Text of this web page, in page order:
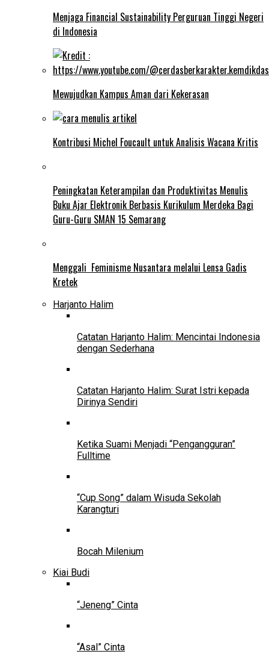
Menjaga Financial Sustainability Perguruan Tinggi Negeri
di Indonesia
Mewujudkan Kampus Aman dari Kekerasan
Kontribusi Michel Foucault untuk Analisis Wacana Kritis
Peningkatan Keterampilan dan Produktivitas Menulis
Buku Ajar Elektronik Berbasis Kurikulum Merdeka Bagi
Guru-Guru SMAN 15 Semarang
Menggali Feminisme Nusantara melalui Lensa Gadis
Kretek
Harjanto Halim
Catatan Harjanto Halim: Mencintai Indonesia
dengan Sederhana
Catatan Harjanto Halim: Surat Istri kepada
Dirinya Sendiri
Ketika Suami Menjadi “Pengangguran”
Fulltime
“Cup Song” dalam Wisuda Sekolah
Karangturi
Bocah Milenium
Kiai Budi
“Jeneng” Cinta
“Asal” Cinta